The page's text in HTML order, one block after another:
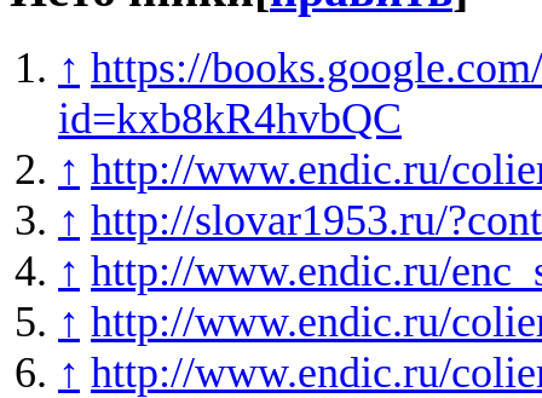
↑ https://
id=kxb8kR4hvbQC
↑ http://www.endic.ru/
↑ http://slovar1953.ru/
↑ http://www.endic.ru/
↑ http://www.endic.ru/
↑ http://www.endic.ru/